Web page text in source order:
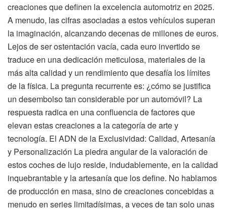
creaciones que definen la excelencia automotriz en 2025.
A menudo, las cifras asociadas a estos vehículos superan
la imaginación, alcanzando decenas de millones de euros.
Lejos de ser ostentación vacía, cada euro invertido se
traduce en una dedicación meticulosa, materiales de la
más alta calidad y un rendimiento que desafía los límites
de la física. La pregunta recurrente es: ¿cómo se justifica
un desembolso tan considerable por un automóvil? La
respuesta radica en una confluencia de factores que
elevan estas creaciones a la categoría de arte y
tecnología. El ADN de la Exclusividad: Calidad, Artesanía
y Personalización La piedra angular de la valoración de
estos coches de lujo reside, indudablemente, en la calidad
inquebrantable y la artesanía que los define. No hablamos
de producción en masa, sino de creaciones concebidas a
menudo en series limitadísimas, a veces de tan solo unas